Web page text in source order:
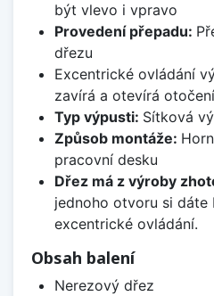
být vlevo i vpravo
Provedení přepadu:
dřezu
Excentrické ovládání
zavírá a otevírá
Typ výpusti: Sítková
Způsob montáže:
pracovní desku
Dřez má z výroby
jednoho otvoru si dáte
excentrické ovládání.
Obsah balení
Nerezový dřez